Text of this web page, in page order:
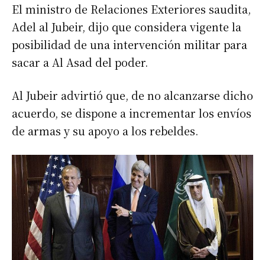
El ministro de Relaciones Exteriores saudita,
Adel al Jubeir, dijo que considera vigente la
posibilidad de una intervención militar para
sacar a Al Asad del poder.
Al Jubeir advirtió que, de no alcanzarse dicho
acuerdo, se dispone a incrementar los envíos
de armas y su apoyo a los rebeldes.